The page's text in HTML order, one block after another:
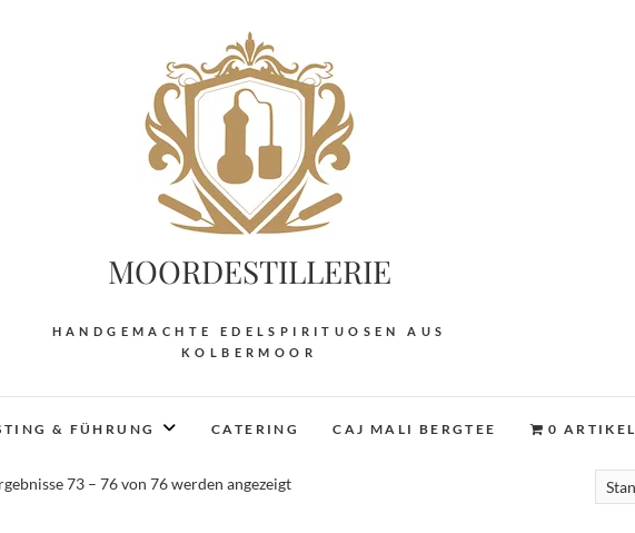
MOORDESTILLERIE
HANDGEMACHTE EDELSPIRITUOSEN AUS
KOLBERMOOR
& FÜHRUNG CATERING CAJ MALI BERGTEE 0 ARTIKEL
73 – 76 von 76 werden angezeigt